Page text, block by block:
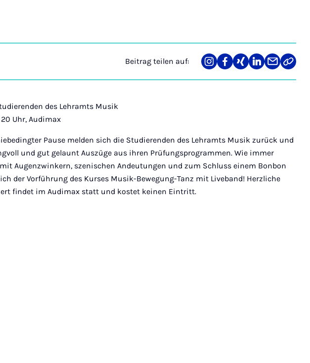
Beitrag teilen auf:
Teilen
auf
Teilen
auf
Teilen
auf
Teilen
auf
Teilen
über
Link
des Lehramts Musik
Uhr, Audimax
Pause melden sich die Studierenden des Lehramts Musik zurück und
und gut gelaunt Auszüge aus ihren Prüfungsprogrammen. Wie immer
Augenzwinkern, szenischen Andeutungen und zum Schluss einem Bonbon
der Vorführung des Kurses Musik-Bewegung-Tanz mit Liveband! Herzliche
findet im Audimax statt und kostet keinen Eintritt.